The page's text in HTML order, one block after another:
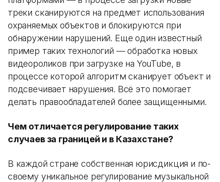
треки сканируются на предмет использования
охраняемых объектов и блокируются при
обнаружении нарушений. Еще один известный
пример таких технологий — обработка новых
видеороликов при загрузке на YouTube, в
процессе которой алгоритм сканирует объект и
подсвечивает нарушения. Всё это помогает
делать правообладателей более защищенными.
Чем отличается регулирование таких
случаев за границей и в Казахстане?
В каждой стране собственная юрисдикция и по-
своему уникальное регулирование музыкальной